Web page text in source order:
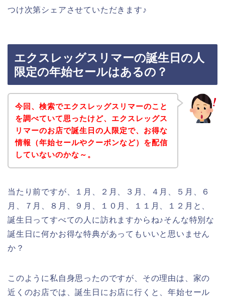
つけ次第シェアさせていただきます♪
エクスレッグスリマーの誕生日の人
限定の年始セールはあるの？
今回、検索でエクスレッグスリマーのこと
を調べていて思ったけど、エクスレッグス
リマーのお店で誕生日の人限定で、お得な
情報（年始セールやクーポンなど）を配信
していないのかな～。
当たり前ですが、１月、２月、３月、４月、５月、６
月、７月、８月、９月、１０月、１１月、１２月と、
誕生日ってすべての人に訪れますからね♪そんな特別な
誕生日に何かお得な特典があってもいいと思いません
か？
このように私自身思ったのですが、その理由は、家の
近くのお店では、誕生日にお店に行くと、年始セール